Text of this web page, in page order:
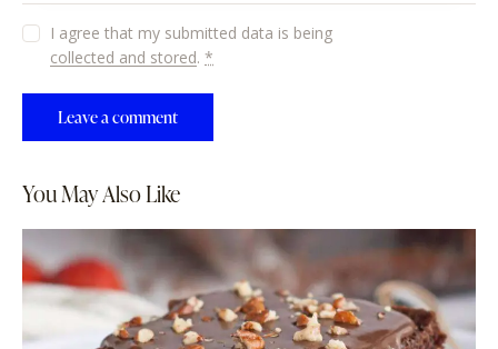
I agree that my submitted data is being
collected and stored.*
You May Also Like